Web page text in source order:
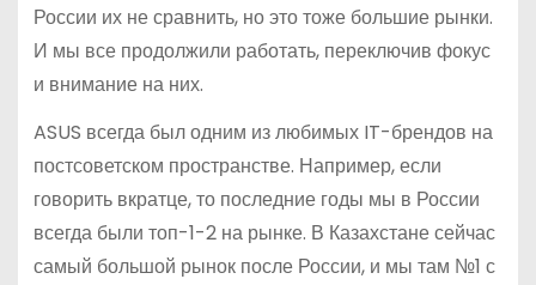
России их не сравнить, но это тоже большие рынки.
И мы все продолжили работать, переключив фокус
и внимание на них.
ASUS всегда был одним из любимых IT-брендов на
постсоветском пространстве. Например, если
говорить вкратце, то последние годы мы в России
всегда были топ-1-2 на рынке. В Казахстане сейчас
самый большой рынок после России, и мы там №1 с